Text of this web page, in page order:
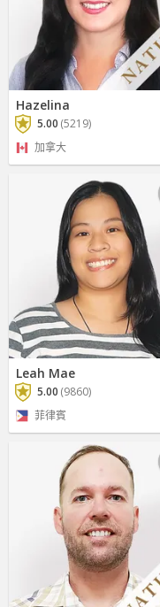
Hazelina
5.00 (5219)
加拿大
Leah Mae
5.00 (9860)
菲律賓